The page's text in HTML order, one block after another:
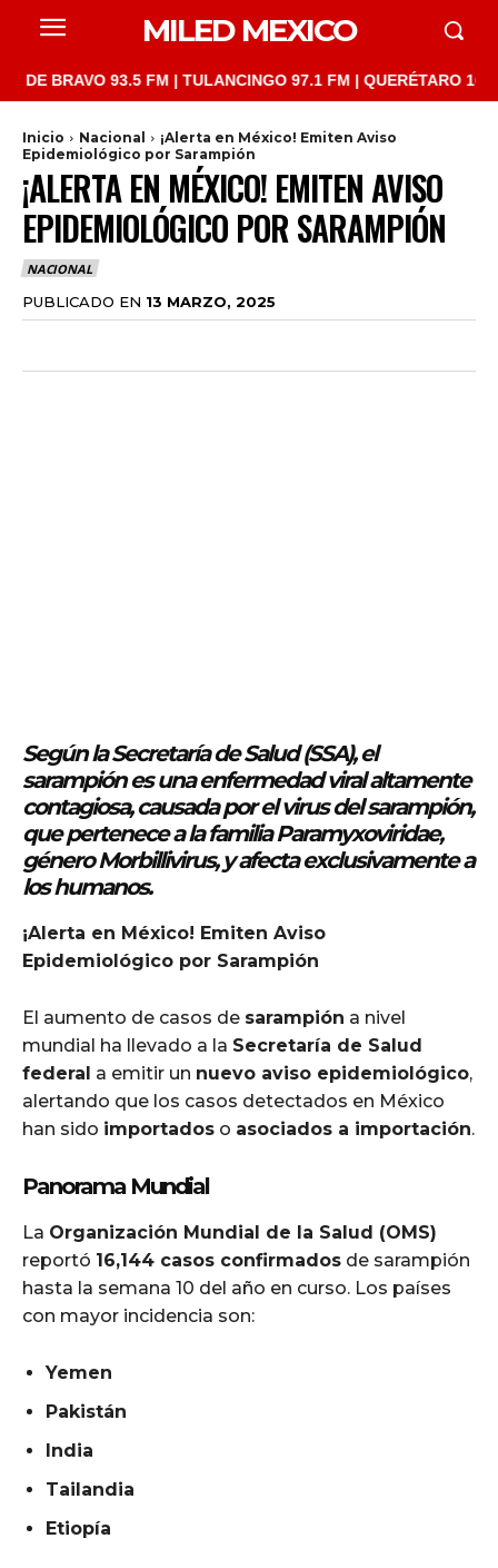
MILED MEXICO
93.5 FM | TULANCINGO 97.1 FM | QUERÉTARO 103.1
Inicio Nacional
¡Alerta en México! Emiten Aviso
Epidemiológico por Sarampión
¡ALERTA EN MÉXICO! EMITEN AVISO
EPIDEMIOLÓGICO POR SARAMPIÓN
NACIONAL
PUBLICADO EN 13 MARZO, 2025
Según laSecretaría de Salud (SSA), el
sarampiónes unaenfermedad viral altamente
contagiosa, causada por elvirus del sarampión,
que pertenece a la familiaParamyxoviridae,
géneroMorbillivirus, y afecta exclusivamente a
los humanos.
¡Alerta en México! Emiten Aviso
Epidemiológico por Sarampión
El aumento de casos de sarampión a nivel
mundial ha llevado a la Secretaría de Salud
federal a emitir un nuevo aviso epidemiológico,
alertando que los casos detectados en México
han sido importados o asociados a importación.
Panorama Mundial
La Organización Mundial de la Salud (OMS)
reportó 16,144 casos confirmados de sarampión
hasta la semana 10 del año en curso. Los países
con mayor incidencia son:
Yemen
Pakistán
India
Tailandia
Etiopía